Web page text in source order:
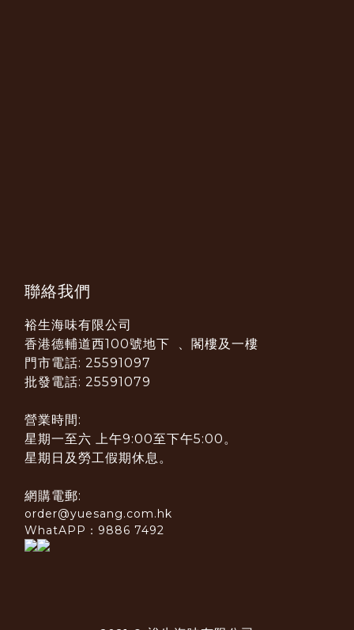
聯絡我們
裕生海味有限公司
香港德輔道西100號地下 、閣樓及一樓
門市電話: 25591097
批發電話: 25591079
營業時間:
星期一至六 上午9:00至下午5:00。
星期日及勞工假期休息。
網購電郵:
order@yuesang.com.hk
WhatAPP：9886 7492